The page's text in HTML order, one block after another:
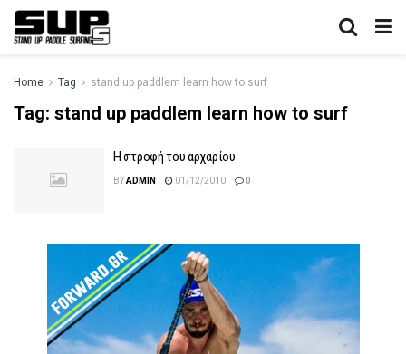
Home Tag stand up paddlem learn how to surf
Tag: stand up paddlem learn how to surf
Η στροφή του αρχαρίου
BYADMIN 01/12/2010 0